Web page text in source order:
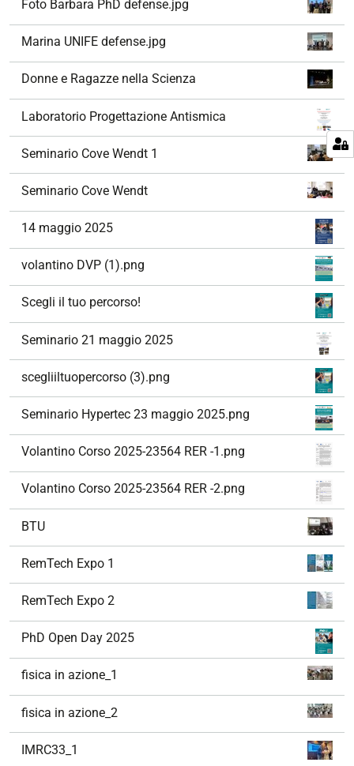
Foto Barbara PhD defense.jpg
Marina UNIFE defense.jpg
Donne e Ragazze nella Scienza
Laboratorio Progettazione Antismica
Seminario Cove Wendt 1
Seminario Cove Wendt
14 maggio 2025
volantino DVP (1).png
Scegli il tuo percorso!
Seminario 21 maggio 2025
scegliiltuopercorso (3).png
Seminario Hypertec 23 maggio 2025.png
Volantino Corso 2025-23564 RER -1.png
Volantino Corso 2025-23564 RER -2.png
BTU
RemTech Expo 1
RemTech Expo 2
PhD Open Day 2025
fisica in azione_1
fisica in azione_2
IMRC33_1